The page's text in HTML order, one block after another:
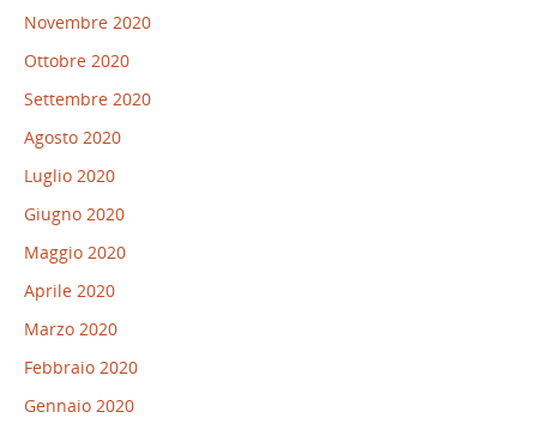
Novembre 2020
Ottobre 2020
Settembre 2020
Agosto 2020
Luglio 2020
Giugno 2020
Maggio 2020
Aprile 2020
Marzo 2020
Febbraio 2020
Gennaio 2020